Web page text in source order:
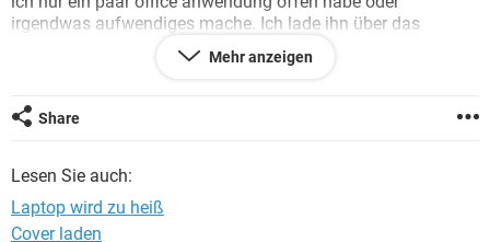
irgendwas aufwendiges mache. Ich lade ihn über das
mitgelieferte 65W schnellladekabel mit Usb-c, da das
Notebook nur 3 USB-C Anschlüsse besitzt. Ein anderes
Oder soll ich ihn lieber zurückgeben und mir einen anderen
kaufen. Hatte immer überlegt zwischen dem oder einem
sich das?
Hoffe irgendjemand kann mir helfen?
Mehr anzeigen
Share
Lesen Sie auch:
Laptop wird zu heiß
Cover laden